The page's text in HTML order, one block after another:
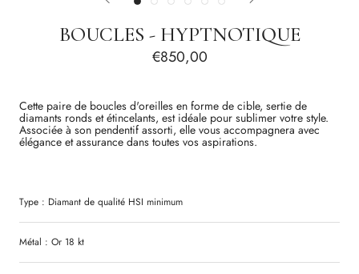
BOUCLES - HYPTNOTIQUE
€850,00
Cette paire de boucles d'oreilles en forme de cible, sertie de
diamants ronds et étincelants, est idéale pour sublimer votre style.
Associée à son pendentif assorti, elle vous accompagnera avec
élégance et assurance dans toutes vos aspirations.
Type : Diamant de qualité HSI minimum
Métal : Or 18 kt